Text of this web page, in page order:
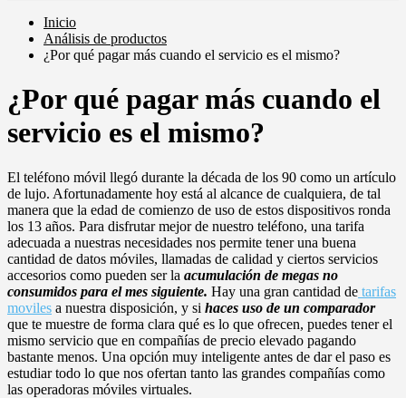
Inicio
Análisis de productos
¿Por qué pagar más cuando el servicio es el mismo?
¿Por qué pagar más cuando el
servicio es el mismo?
El teléfono móvil llegó durante la década de los 90 como un artículo
de lujo. Afortunadamente hoy está al alcance de cualquiera, de tal
manera que la edad de comienzo de uso de estos dispositivos ronda
los 13 años. Para disfrutar mejor de nuestro teléfono, una tarifa
adecuada a nuestras necesidades nos permite tener una buena
cantidad de datos móviles, llamadas de calidad y ciertos servicios
accesorios como pueden ser la acumulación de megas no
consumidos para el mes siguiente. Hay una gran cantidad de tarifas
moviles a nuestra disposición, y si haces uso de un comparador
que te muestre de forma clara qué es lo que ofrecen, puedes tener el
mismo servicio que en compañías de precio elevado pagando
bastante menos. Una opción muy inteligente antes de dar el paso es
estudiar todo lo que nos ofertan tanto las grandes compañías como
las operadoras móviles virtuales.